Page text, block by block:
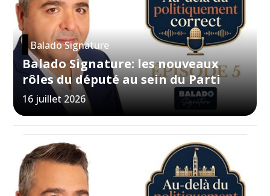
Balado Signature
Balado Signature: les nouveaux
rôles du député au sein du Parti
16 juillet 2026